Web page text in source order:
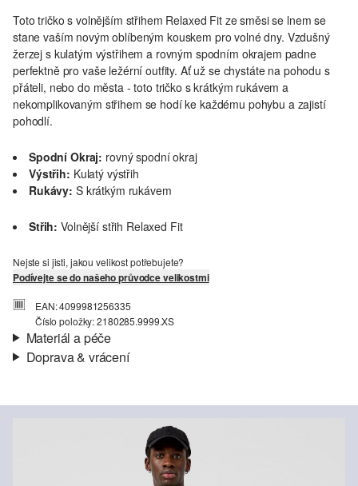
Toto tričko s volnějším střihem Relaxed Fit ze směsi se lnem se
stane vaším novým oblíbeným kouskem pro volné dny. Vzdušný
žerzej s kulatým výstřihem a rovným spodním okrajem padne
perfektně pro vaše ležérní outfity. Ať už se chystáte na pohodu s
přáteli, nebo do města - toto tričko s krátkým rukávem a
nekomplikovaným střihem se hodí ke každému pohybu a zajistí
pohodlí.
Spodní Okraj: rovný spodní okraj
Výstřih: Kulatý výstřih
Rukávy: S krátkým rukávem
Střih: Volnější střih Relaxed Fit
Nejste si jisti, jakou velikost potřebujete?
Podívejte se do našeho průvodce velikostmi
EAN: 4099981256335
Číslo položky: 2180285.9999.XS
Materiál a péče
Doprava & vrácení
prostřednictvím společnosti Česká pošta. Náklady na dopravu pro
standardní doručení jsou 119,00 Kč .